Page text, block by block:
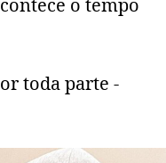
o tempo
toda parte -